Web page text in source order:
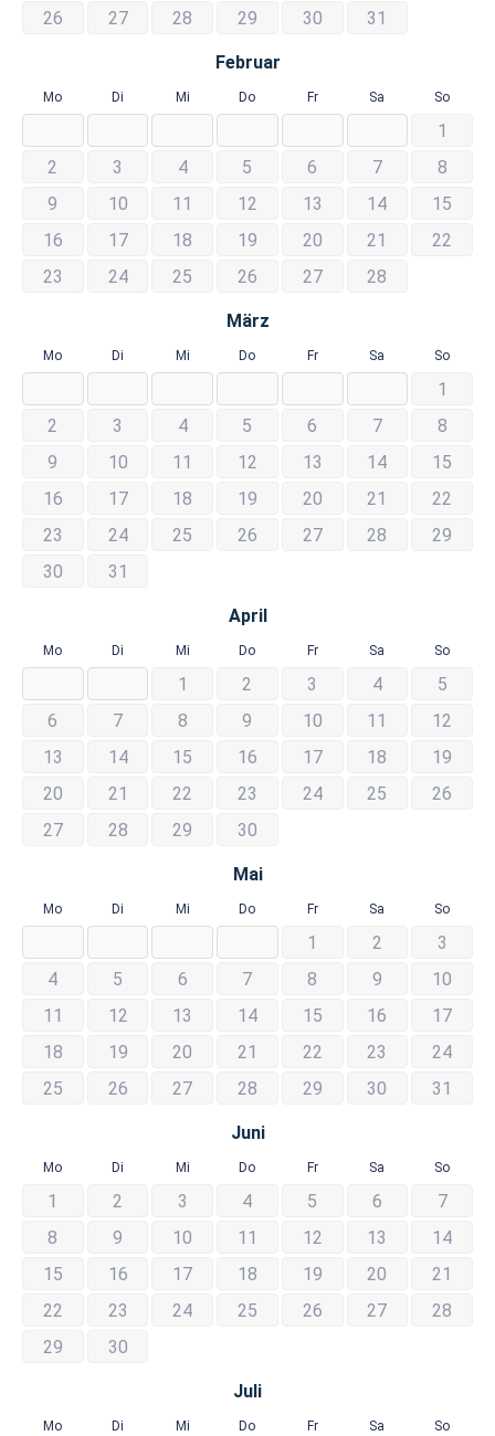
26 27 28 29 30 31
Februar
Mo Di Mi Do Fr Sa So
1
2
3 4 5 6 7
8
9
10 11 12 13 14
15
16
17 18 19 20 21
22
23
24 25 26 27 28
März
Mo Di Mi Do Fr Sa So
1
2
3 4 5 6 7
8
9
10 11 12 13 14
15
16
17 18 19 20 21
22
23
24 25 26 27 28
29
30
31
April
Mo Di Mi Do Fr Sa So
1 2 3 4
5
6
7 8 9 10 11
12
13
14 15 16 17 18
19
20
21 22 23 24 25
26
27
28 29 30
Mai
Mo Di Mi Do Fr Sa So
1 2
3
4
5 6 7 8 9
10
11
12 13 14 15 16
17
18
19 20 21 22 23
24
25
26 27 28 29 30 31
Juni
Mo Di Mi Do Fr Sa So
1 2 3 4 5 6
7
8
9 10 11 12 13
14
15
16 17 18 19 20
21
22
23 24 25 26 27
28
29
30
Juli
Mo Di Mi Do Fr Sa So